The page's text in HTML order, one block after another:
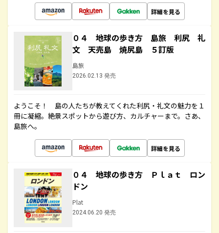
詳細を見る
０４ 地球の歩き方 島旅 利尻 礼
文 天売島 焼尻島 ５訂版
島旅
2026.02.13 発売
ようこそ！ 島の人たちが教えてくれた利尻・礼文の魅力を１
冊に凝縮。絶景スポットから遊び方、カルチャーまで。さあ、
島旅へ。
詳細を見る
０４ 地球の歩き方 Ｐｌａｔ ロン
ドン
Plat
2024.06.20 発売